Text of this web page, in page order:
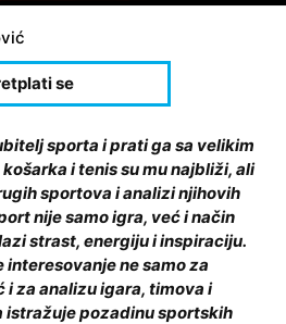
sporta i prati ga sa velikim
i tenis su mu najbliži, ali
sportova i analizi njihovih
nije samo igra, već i način
strast, energiju i inspiraciju.
interesovanje ne samo za
za analizu igara, timova i
istražuje pozadinu sportskih